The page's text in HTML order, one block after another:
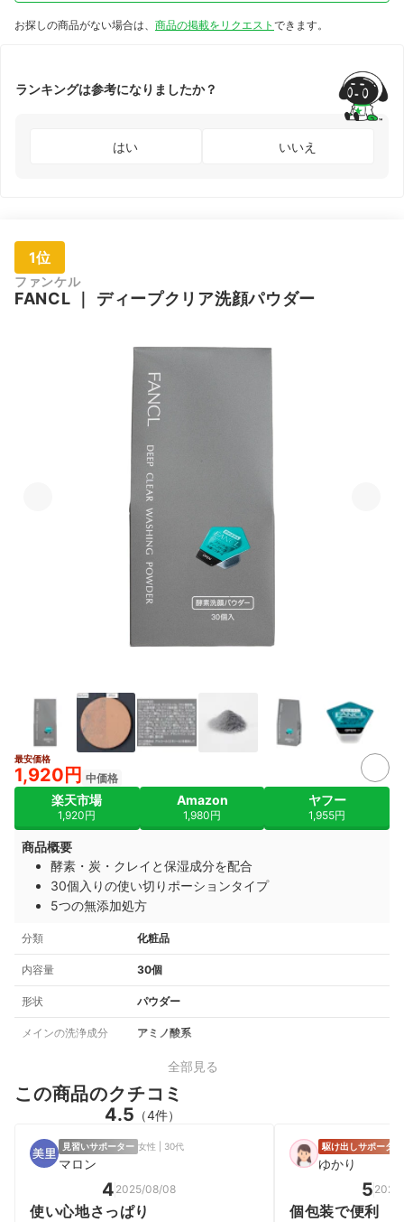
お探しの商品がない場合は、 商品の掲載をリクエスト できます。
ランキングは参考になりましたか？
はい いいえ
1位
ファンケル
FANCL ディープクリア洗顔パウダー
最安価格
1,920円 中価格
楽天市場
1,920円
Amazon
1,980円
ヤフー
1,955円
商品概要
酵素・炭・クレイと保湿成分を配合
30個入りの使い切りポーションタイプ
5つの無添加処方
分類 化粧品
内容量 30個
形状 パウダー
メインの洗浄成分 アミノ酸系
全部見る
この商品のクチコミ
4.5 （4件）
見習いサポーター 女性 | 30代
マロン
4 2025/08/08
使い心地さっぱり
駆け出しサポーター
ゆかり
5
個包装で便利